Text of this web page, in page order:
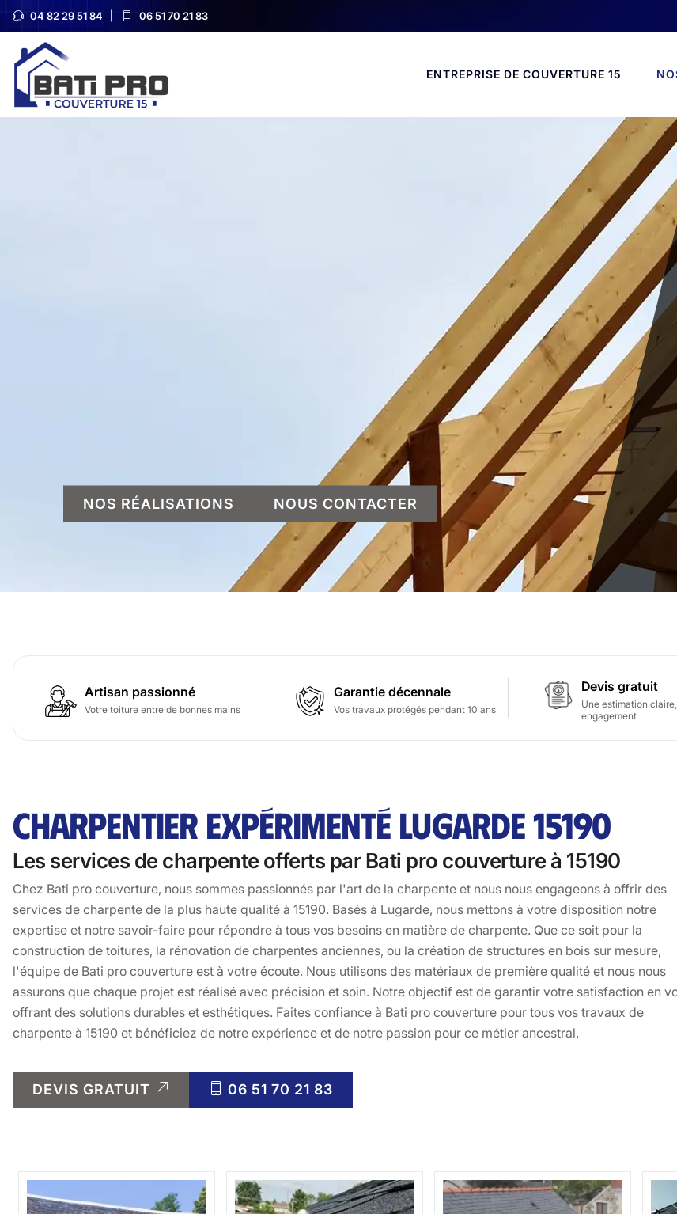
04 82 29 51 84 06 51 70 21 83
ENTREPRISE DE COUVERTURE 15
NOS RÉALISATIONS NOUS CONTACTER
Artisan passionné
Votre toiture entre de bonnes mains
Garantie décennale
Vos travaux protégés pendant 10 ans
Devis gratuit
Une estimation
engagement
CHARPENTIER EXPÉRIMENTÉ LUGARDE 15190
Les services de charpente offerts par Bati pro couverture à 15190
Chez Bati pro couverture, nous sommes passionnés par l'art de la charpente et nous nous engageons à offrir des
services de charpente de la plus haute qualité à 15190. Basés à Lugarde, nous mettons à votre disposition notre
expertise et notre savoir-faire pour répondre à tous vos besoins en matière de charpente. Que ce soit pour la
construction de toitures, la rénovation de charpentes anciennes, ou la création de structures en bois sur mesure,
l'équipe de Bati pro couverture est à votre écoute. Nous utilisons des matériaux de première qualité et nous nous
assurons que chaque projet est réalisé avec précision et soin. Notre objectif est de garantir votre satisfaction en
offrant des solutions durables et esthétiques. Faites confiance à Bati pro couverture pour tous vos travaux de
charpente à 15190 et bénéficiez de notre expérience et de notre passion pour ce métier ancestral.
DEVIS GRATUIT 06 51 70 21 83